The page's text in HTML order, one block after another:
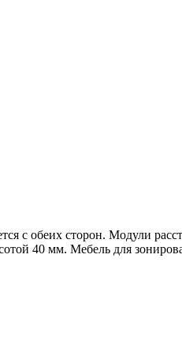
с обеих сторон. Модули
40 мм. Мебель для